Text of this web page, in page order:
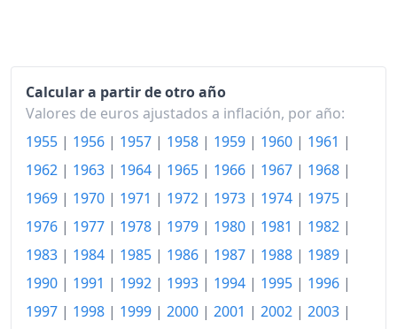
1970
129.94
1971
136.01
1972
143.12
1973
151.80
1974
166.28
1975
184.10
1976
202.14
1977
215.70
Calcular a partir de otro año
Valores de euros ajustados a inflación, por año:
1955 | 1956 | 1957 | 1958 | 1959 | 1960 | 1961 |
1962 | 1963 | 1964 | 1965 | 1966 | 1967 | 1968 |
1969 | 1970 | 1971 | 1972 | 1973 | 1974 | 1975 |
1976 | 1977 | 1978 | 1979 | 1980 | 1981 | 1982 |
1983 | 1984 | 1985 | 1986 | 1987 | 1988 | 1989 |
1990 | 1991 | 1992 | 1993 | 1994 | 1995 | 1996 |
1997 | 1998 | 1999 | 2000 | 2001 | 2002 | 2003 |